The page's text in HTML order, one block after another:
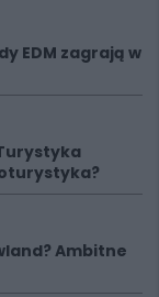
EDM zagrają w
Ambitne